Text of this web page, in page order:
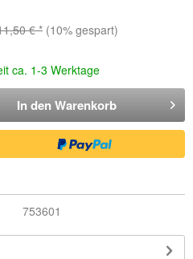
€ * (10% gespart)
ca. 1-3 Werktage
In den Warenkorb
753601